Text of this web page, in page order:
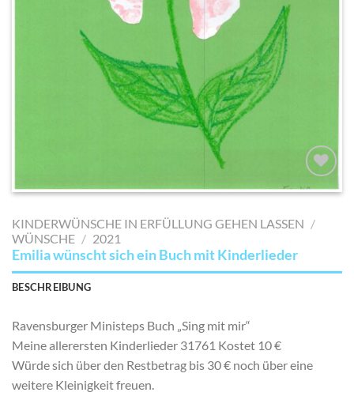
AUF MEINE
SETZEN
KINDERWÜNSCHE IN ERFÜLLUNG GEHEN LASSEN /
WÜNSCHE / 2021
Emilia wünscht sich ein Buch mit Kinderlieder
BESCHREIBUNG
Ravensburger Ministeps Buch „Sing mit mir“
Meine allerersten Kinderlieder 31761 Kostet 10 €
Würde sich über den Restbetrag bis 30 € noch über eine
weitere Kleinigkeit freuen.